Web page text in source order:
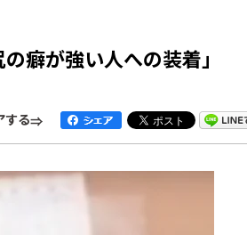
癖が強い人への装着」
する